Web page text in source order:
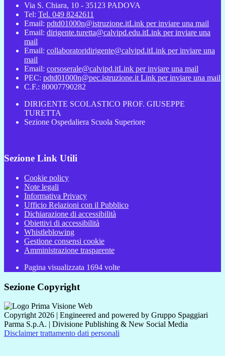
Via S. Chiara, 10 - 35123 PADOVA
Tel: Tel. 049 8242611
Email: pdtd01000n@istruzione.itLink per inviare una mail
Email: dirigente.turetta@calvipd.edu.itLink per inviare una
mail
Email: collaboratoridirigente@calvipd.itLink per inviare una
mail
Email: corsoserale@calvipd.itLink per inviare una mail
PEC: pdtd01000n@pec.istruzione.it Link per inviare una mail
C.F.: 80007790282
DIRIGENTE SCOLASTICO PROF. GIUSEPPE
TURETTA
Sezione Ospedaliera Scuola Superiore
Sezione Link Utili
Cookie policy
Note legali
Informativa Privacy
Ufficio Relazioni con il Pubblico
Dichiarazione di accessibilità
Obiettivi di accessibilità
Whistleblowing
Gestione consensi cookie
Amministrazione trasparente
Pagina visualizzata 1694 volte
Sezione Copyright
Copyright 2026 | Engineered and powered by Gruppo Spaggiari
Parma S.p.A. | Divisione Publishing & New Social Media
Disclaimer trattamento dati personali